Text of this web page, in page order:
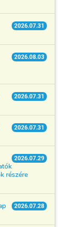
2026.07.31
2026.08.03
2026.07.31
2026.07.31
2026.07.29
részére
2026.07.28